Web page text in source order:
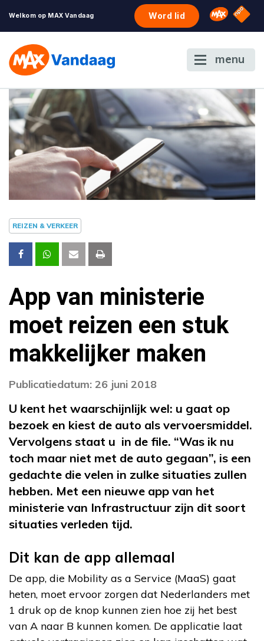
Welkom op MAX Vandaag Word lid Omroep
NPO
menu
REIZEN & VERKEER
App van ministerie
moet reizen een stuk
makkelijker maken
Publicatiedatum: 26 juni 2018
U kent het waarschijnlijk wel: u gaat op
bezoek en kiest de auto als vervoersmiddel.
Vervolgens staat u in de file. “Was ik nu
toch maar niet met de auto gegaan”, is een
gedachte die velen in zulke situaties zullen
hebben. Met een nieuwe app van het
ministerie van Infrastructuur zijn dit soort
situaties verleden tijd.
Dit kan de app allemaal
De app, die Mobility as a Service (MaaS) gaat
heten, moet ervoor zorgen dat Nederlanders met
1 druk op de knop kunnen zien hoe zij het best
van A naar B kunnen komen. De applicatie laat